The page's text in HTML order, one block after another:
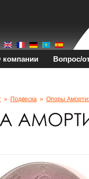
компании Вопрос/
» Подвеска » Опоры